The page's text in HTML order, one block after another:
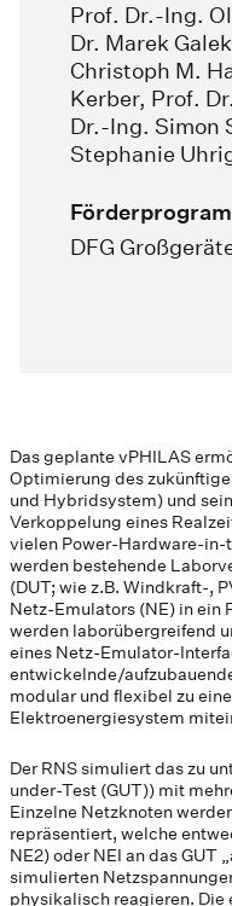
Prof. Dr.-Ing.
Dr. Marek Galek
Christoph M.
Kerber, Prof.
Dr.-Ing. Simon
Stephanie
DFG
Das geplante vPHILAS
Optimierung des
und Hybridsystem) und
Verkoppelung eines
vielen Power-Hardware-
werden bestehende
(DUT; wie z.B. Windkraft-,
Netz-Emulators (NE) in ein
werden laborübergreifend
eines Netz-Emulator-
entwickelnde/
modular und flexibel zu
Elektroenergiesystem
Der RNS simuliert das zu
under-Test (GUT)) mit
Einzelne Netzknoten
repräsentiert, welche
NE2) oder NEI an das GUT
simulierten
physikalisch reagieren. Die